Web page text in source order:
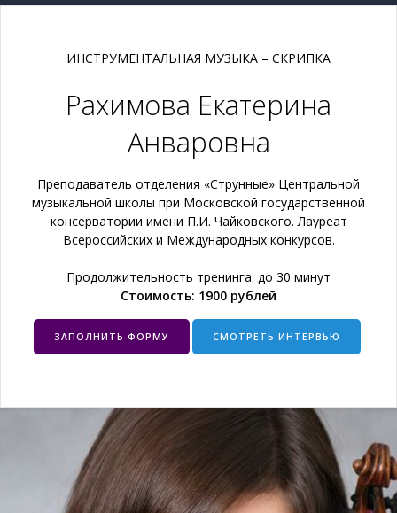
ИНСТРУМЕНТАЛЬНАЯ МУЗЫКА – СКРИПКА
Рахимова Екатерина
Анваровна
Преподаватель отделения «Струнные» Центральной
музыкальной школы при Московской государственной
консерватории имени П.И. Чайковского. Лауреат
Всероссийских и Международных конкурсов.
Продолжительность тренинга: до 30 минут
Стоимость: 1900 рублей
ЗАПОЛНИТЬ ФОРМУ СМОТРЕТЬ ИНТЕРВЬЮ